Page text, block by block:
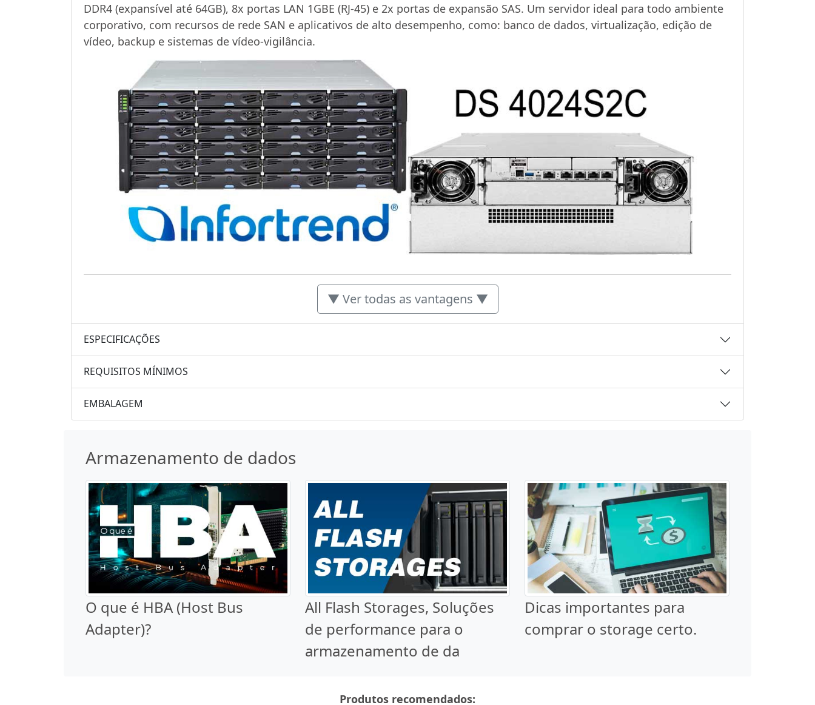
DDR4 (expansível até 64GB), 8x portas LAN 1GBE (RJ-45) e 2x portas de expansão SAS. Um servidor ideal para todo ambiente
corporativo, com recursos de rede SAN e aplicativos de alto desempenho, como: banco de dados, virtualização, edição de
vídeo, backup e sistemas de vídeo-vigilância.
▼ Ver todas as vantagens ▼
ESPECIFICAÇÕES
REQUISITOS MÍNIMOS
EMBALAGEM
Armazenamento de dados
O que é HBA (Host Bus
Adapter)?
All Flash Storages, Soluções
de performance para o
armazenamento de da
Dicas importantes para
comprar o storage certo.
Produtos recomendados: